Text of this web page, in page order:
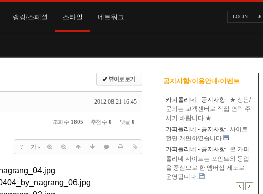
LOGIN
랭킹/스페셜 스타일 네트워크
공지사항/이용안내/이벤트
카피톨리네 - 공지사항
★ 상담/
문의는 고객센터로 직접 연락 주
시기 바랍니다 ★
카피톨리네 - 공지사항
사이트
전면 개편하였습니다
카피톨리네 - 공지사항
본 카피
톨리네 사이트는 포인트와 등업
을 중심으로 한 멤버십 제도로
운영됩니다.
✔뷰어로 보기
2012.08.21 16:45
조회 수 1805 추천 수 0 댓글 0
? 가